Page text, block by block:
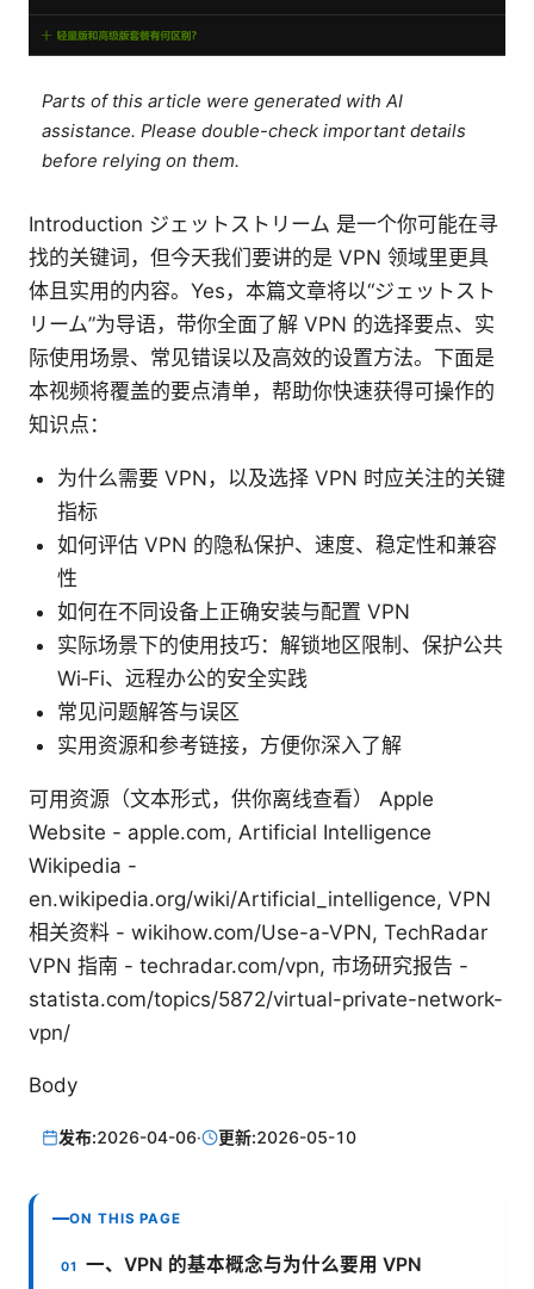
Parts of this article were generated with AI
assistance. Please double-check important details
before relying on them.
Introduction ジェットストリーム 是一个你可能在寻
找的关键词，但今天我们要讲的是 VPN 领域里更具
体且实用的内容。Yes，本篇文章将以“ジェットスト
リーム”为导语，带你全面了解 VPN 的选择要点、实
际使用场景、常见错误以及高效的设置方法。下面是
本视频将覆盖的要点清单，帮助你快速获得可操作的
知识点：
为什么需要 VPN，以及选择 VPN 时应关注的关键
指标
如何评估 VPN 的隐私保护、速度、稳定性和兼容
性
如何在不同设备上正确安装与配置 VPN
实际场景下的使用技巧：解锁地区限制、保护公共
Wi‑Fi、远程办公的安全实践
常见问题解答与误区
实用资源和参考链接，方便你深入了解
可用资源（文本形式，供你离线查看） Apple
Website - apple.com, Artificial Intelligence
Wikipedia -
en.wikipedia.org/wiki/Artificial_intelligence, VPN
相关资料 - wikihow.com/Use-a-VPN, TechRadar
VPN 指南 - techradar.com/vpn, 市场研究报告 -
statista.com/topics/5872/virtual-private-network-
vpn/
Body
发布:2026-04-06· 更新:2026-05-10
ON THIS PAGE
一、VPN 的基本概念与为什么要用 VPN